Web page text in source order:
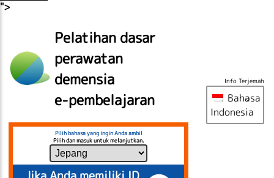
">
Pelatihan dasar
perawatan
demensia
e-pembelajaran
Pilih bahasa yang ingin Anda ambil
Pilih dan masuk untuk melanjutkan.
Info Terjemah
Bahasa
Indonesia